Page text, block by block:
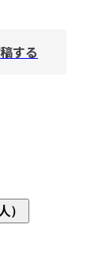
する
きやすくて旅行な
気に入っています。
）